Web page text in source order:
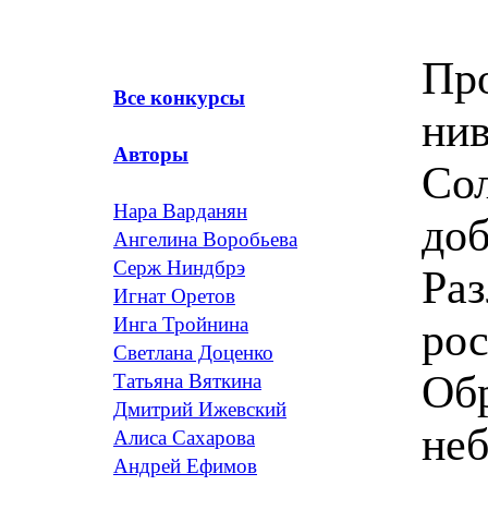
Все конкурсы
Авторы
Нара Варданян
Ангелина Воробьева
Серж Ниндбрэ
Игнат Оретов
Инга Тройнина
Светлана Доценко
Татьяна Вяткина
Дмитрий Ижевский
Алиса Сахарова
Андрей Ефимов